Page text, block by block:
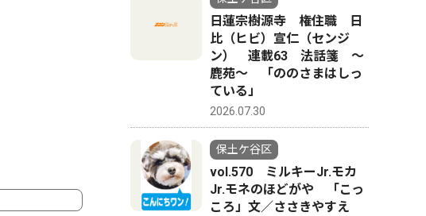
日蓮宗樹源寺 権住職 日
比（ヒビ）宣仁（センジ
ン） 連載63 法話箋 〜
鹿苑〜 「ののさまはしっ
ている」
2026.07.30
保土ケ谷区
vol.570 ミルキーJr.モカ
Jr.モネのほどがや 「こっ
ころ」文／ささきやすえ